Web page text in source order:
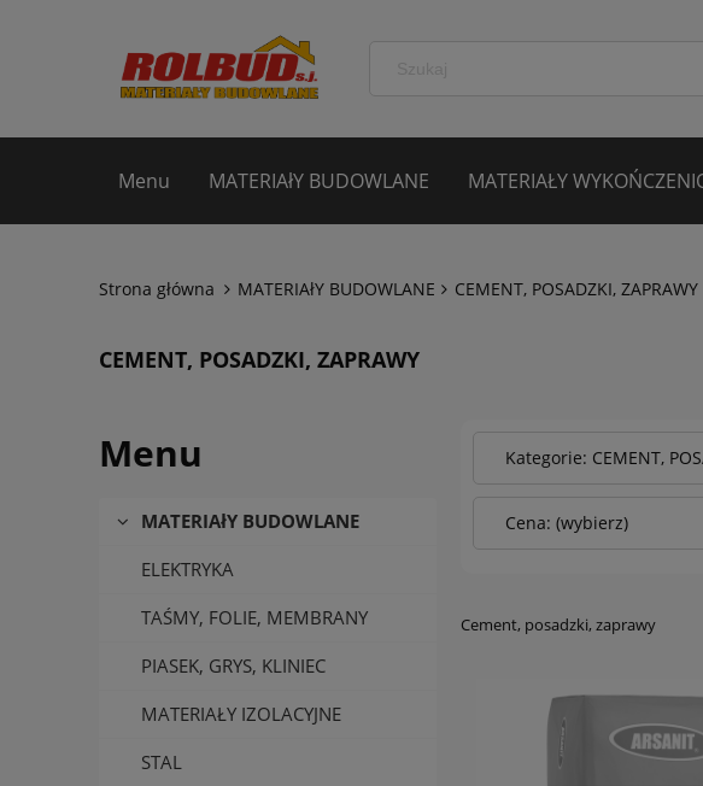
Menu MATERIAłY BUDOWLANE MATERIAŁY
Strona główna MATERIAłY BUDOWLANE CEMENT, POSADZKI, ZAPRAWY
CEMENT, POSADZKI, ZAPRAWY
Menu
MATERIAłY BUDOWLANE
ELEKTRYKA
TAŚMY, FOLIE, MEMBRANY
PIASEK, GRYS, KLINIEC
MATERIAŁY IZOLACYJNE
STAL
Kategorie: CEMENT,
Cena: (wybierz)
Cement, posadzki, zaprawy